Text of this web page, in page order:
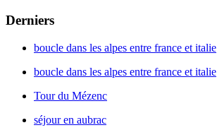
Derniers
boucle dans les alpes entre france et italie
boucle dans les alpes entre france et italie
Tour du Mézenc
séjour en aubrac